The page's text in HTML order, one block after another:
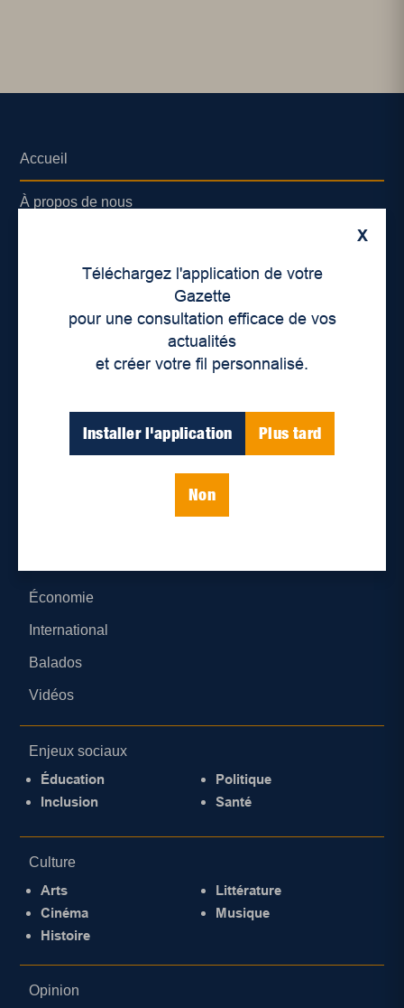
X
Téléchargez l'application de votre
Gazette
pour une consultation efficace de vos
actualités
et créer votre fil personnalisé.
Installer l'application Plus tard
Non
Accueil
À propos de nous
Lieux de distribution
Économie
International
Balados
Vidéos
Enjeux sociaux
Éducation
Inclusion
Politique
Santé
Culture
Arts
Cinéma
Histoire
Littérature
Musique
Opinion